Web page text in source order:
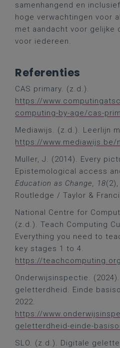
samenhangend en
hoge verwachtingen voor
met aandacht voor gelijke
voor iedereen.
Referenties
CAS primary. (z.d.).
https://
computing-by-age/cas-
Mediawijs. (z.d.). Leerlijn
https://www.mediawijs.be/
Muller, J. (2014). Every
Epistemological access
Education as Change, 18
Routledge / Taylor &
National Centre for
(z.d.). Teach Computing
Everything you need to
key stages 1 to 4.
https://
Onderwijsinspectie.
geletterdheid. Einde
2022.
https://
geletterdheid-einde-
SLO. (z.d.). Digitale